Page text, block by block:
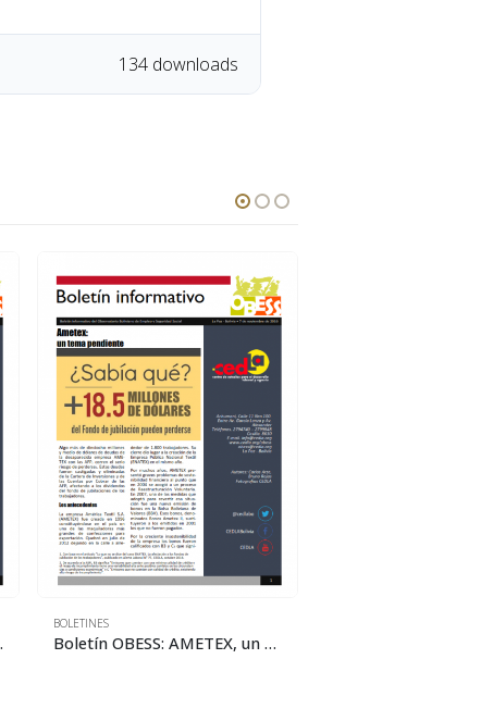
134 downloads
laborales
BOLETINES
Boletín OBESS: AMETEX, un tema pendiente